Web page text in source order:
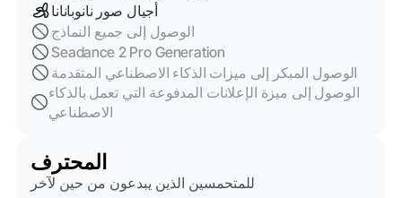
أجيال صور نانوبانانا
الوصول إلى جميع النماذج
Seadance 2 Pro Generation
الوصول المبكر إلى ميزات الذكاء الاصطناعي المتقدمة
الوصول إلى ميزة الإعلانات المدفوعة التي تعمل بالذكاء
الاصطناعي
المحترف
للمتحمسين الذين يبدعون من حين لآخر